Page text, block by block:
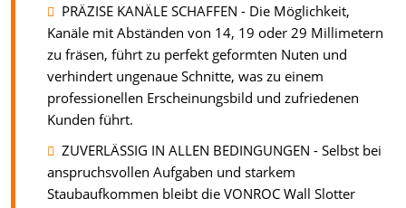
PRÄZISE KANÄLE SCHAFFEN - Die Möglichkeit,
Kanäle mit Abständen von 14, 19 oder 29 Millimetern
zu fräsen, führt zu perfekt geformten Nuten und
verhindert ungenaue Schnitte, was zu einem
professionellen Erscheinungsbild und zufriedenen
Kunden führt.
ZUVERLÄSSIG IN ALLEN BEDINGUNGEN - Selbst bei
anspruchsvollen Aufgaben und starkem
Staubaufkommen bleibt die VONROC Wall Slotter